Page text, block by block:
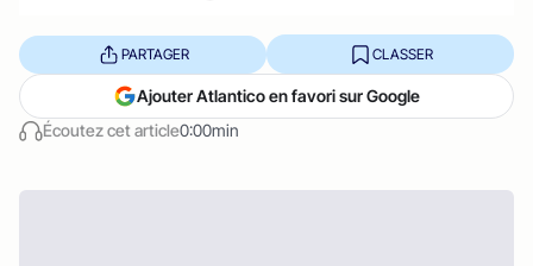
Écoutez cet article0:00min
PARTAGER CLASSER
Ajouter Atlantico en favori sur Google